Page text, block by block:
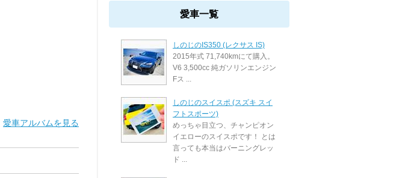
愛車アルバムを見る
愛車一覧
しのじのIS350 (レクサス IS)
2015年式 71,740kmにて購入。
V6 3,500cc 純ガソリンエンジン
Fス ...
しのじのスイスポ (スズキ スイ
フトスポーツ)
めっちゃ目立つ、チャンピオン
イエローのスイスポです！ とは
言っても本当はバーニングレッ
ド ...